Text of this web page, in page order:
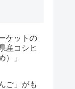
ケットの
産コシヒ
）」
ご」がも